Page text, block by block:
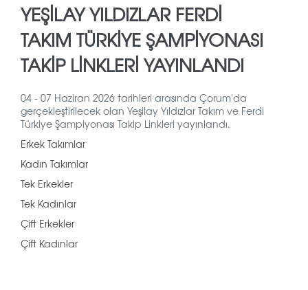
YEŞILAY YILDIZLAR FERDI
TAKIM TÜRKIYE ŞAMPIYONASI
TAKIP LINKLERI YAYINLANDI
04 - 07 Haziran 2026 tarihleri arasında Çorum'da
gerçekleştirilecek olan Yeşilay Yıldızlar Takım ve Ferdi
Türkiye Şampiyonası Takip Linkleri yayınlandı.
Erkek Takımlar
Kadın Takımlar
Tek Erkekler
Tek Kadınlar
Çift Erkekler
Çift Kadınlar